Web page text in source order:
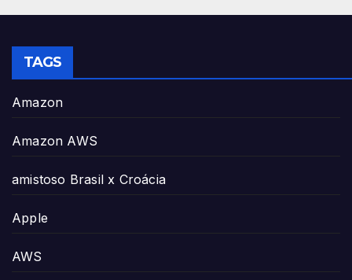
TAGS
Amazon
Amazon AWS
amistoso Brasil x Croácia
Apple
AWS